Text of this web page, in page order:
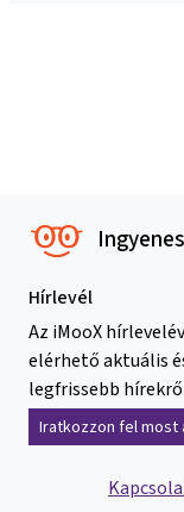
Hírlevél
Az iMooX
elérhető aktuális
legfrissebb
Iratkozzon fel most